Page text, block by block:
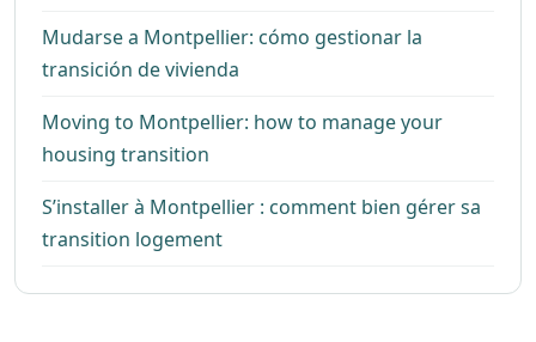
Mudarse a Montpellier: cómo gestionar la
transición de vivienda
Moving to Montpellier: how to manage your
housing transition
S’installer à Montpellier : comment bien gérer sa
transition logement